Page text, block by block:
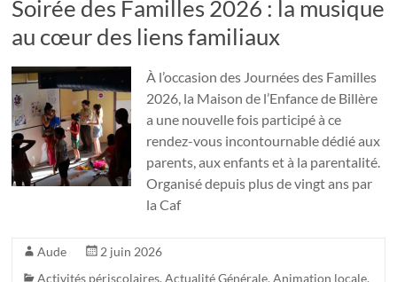
Soirée des Familles 2026 : la musique
au cœur des liens familiaux
À l’occasion des Journées des Familles
2026, la Maison de l’Enfance de Billère
a une nouvelle fois participé à ce
rendez-vous incontournable dédié aux
parents, aux enfants et à la parentalité.
Organisé depuis plus de vingt ans par
la Caf
Aude
2 juin 2026
Activités périscolaires,Actualité Générale,Animation locale,